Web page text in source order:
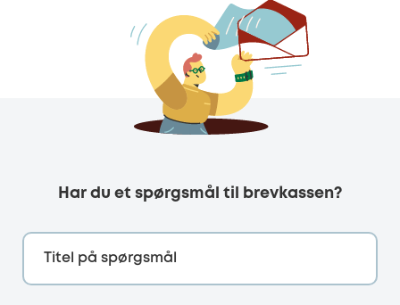
Har du et spørgsmål til brevkassen?
Titel på spørgsmål